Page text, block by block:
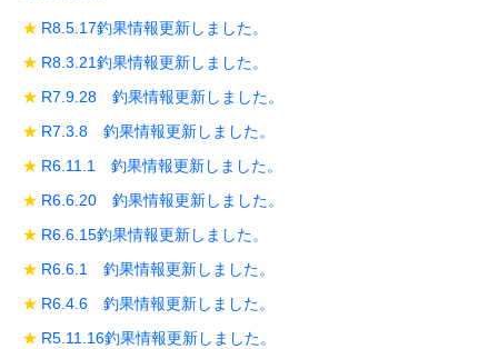
R8.5.17釣果情報更新しました。
R8.3.21釣果情報更新しました。
R7.9.28 釣果情報更新しました。
R7.3.8 釣果情報更新しました。
R6.11.1 釣果情報更新しました。
R6.6.20 釣果情報更新しました。
R6.6.15釣果情報更新しました。
R6.6.1 釣果情報更新しました。
R6.4.6 釣果情報更新しました。
R5.11.16釣果情報更新しました。